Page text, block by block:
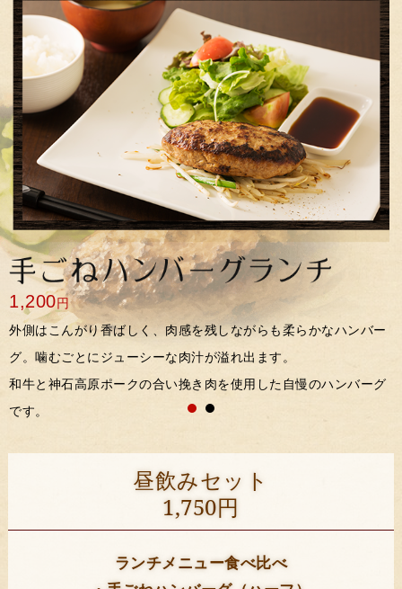
1,200円
外側はこんがり香ばしく、肉感を残しながらも柔らかなハンバー
グ。噛むごとにジューシーな肉汁が溢れ出ます。
和牛と神石高原ポークの合い挽き肉を使用した自慢のハンバーグ
です。
昼飲みセット
1,750円
ランチメニュー食べ比べ